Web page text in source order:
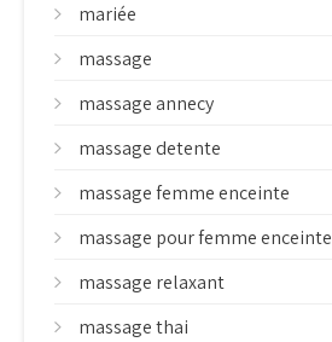
mariée
massage
massage annecy
massage detente
massage femme enceinte
massage pour femme enceinte
massage relaxant
massage thai